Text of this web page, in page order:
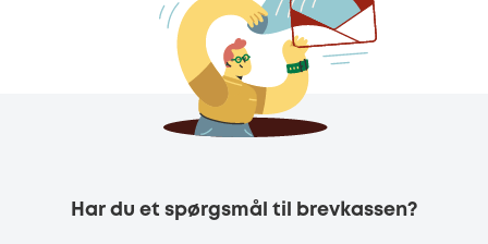
Har du et spørgsmål til brevkassen?